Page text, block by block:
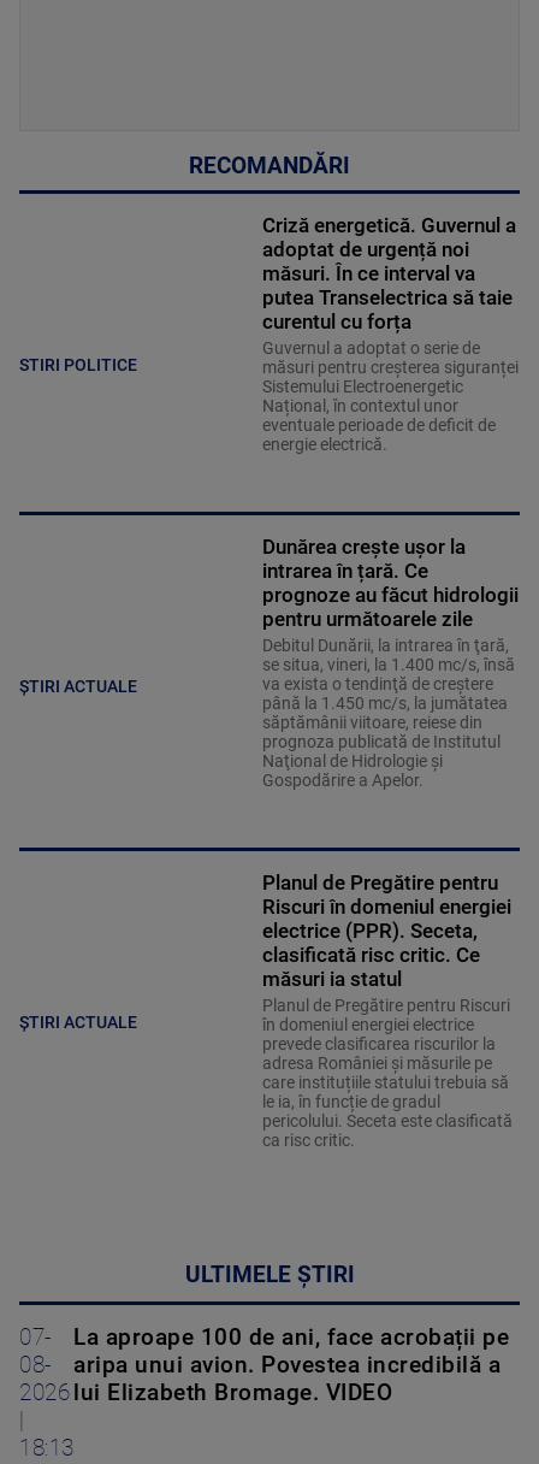
RECOMANDĂRI
STIRI POLITICE
Criză energetică. Guvernul a
adoptat de urgență noi
măsuri. În ce interval va
putea Transelectrica să taie
curentul cu forța
Guvernul a adoptat o serie de
măsuri pentru creșterea siguranței
Sistemului Electroenergetic
Național, în contextul unor
eventuale perioade de deficit de
energie electrică.
ȘTIRI ACTUALE
Dunărea crește ușor la
intrarea în țară. Ce
prognoze au făcut hidrologii
pentru următoarele zile
Debitul Dunării, la intrarea în ţară,
se situa, vineri, la 1.400 mc/s, însă
va exista o tendinţă de creştere
până la 1.450 mc/s, la jumătatea
săptămânii viitoare, reiese din
prognoza publicată de Institutul
Naţional de Hidrologie şi
Gospodărire a Apelor.
ȘTIRI ACTUALE
Planul de Pregătire pentru
Riscuri în domeniul energiei
electrice (PPR). Seceta,
clasificată risc critic. Ce
măsuri ia statul
Planul de Pregătire pentru Riscuri
în domeniul energiei electrice
prevede clasificarea riscurilor la
adresa României și măsurile pe
care instituțiile statului trebuia să
le ia, în funcție de gradul
pericolului. Seceta este clasificată
ca risc critic.
ULTIMELE ȘTIRI
07-
08-
2026
18:13
La aproape 100 de ani, face acrobații pe
aripa unui avion. Povestea incredibilă a
lui Elizabeth Bromage. VIDEO